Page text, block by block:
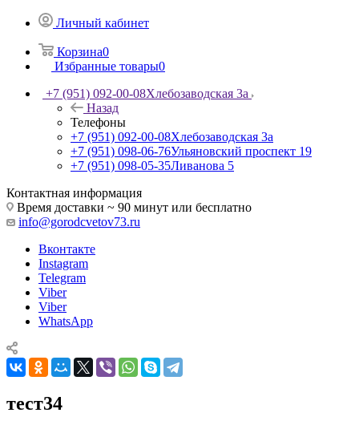
Личный кабинет
Корзина0
Избранные товары0
+7 (951) 092-00-08Хлебозаводская 3а
Назад
Телефоны
+7 (951) 092-00-08Хлебозаводская 3а
+7 (951) 098-06-76Ульяновский проспект 19
+7 (951) 098-05-35Ливанова 5
Контактная информация
Время доставки ~ 90 минут или бесплатно
info@gorodcvetov73.ru
Вконтакте
Instagram
Telegram
Viber
Viber
WhatsApp
тест34